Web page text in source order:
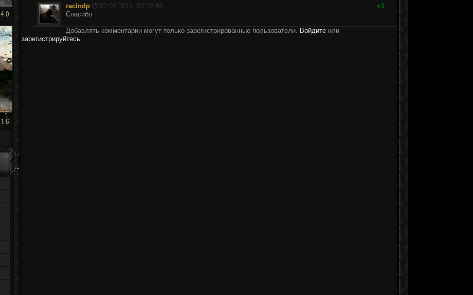
racindp 02.04.2014, 00:22 #3
+1
Спасибо
Добавлять комментарии могут только зарегистрированные пользователи. Войдите или
зарегистрируйтесь
4.0
1.6